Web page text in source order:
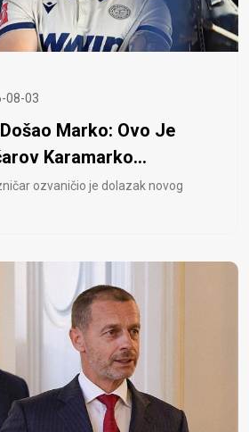
08-03
Marko: Ovo Je
Karamarko...
ozvaničio je dolazak novog